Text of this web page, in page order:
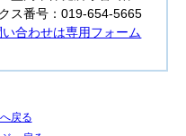
ス番号：019-654-5665
合わせは専用フォーム
戻る